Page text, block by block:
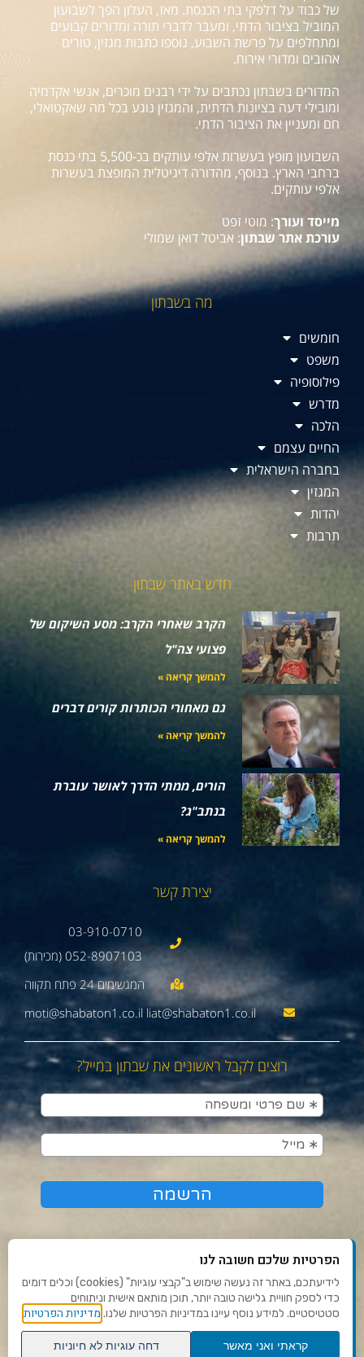
של כבוד על דלפקי בתי הכנסת. מאז, העלון הפך לשבועון
המוביל בציבור הדתי, ומעבר לדברי תורה ומדורים קבועים
ומתחלפים על פרשת השבוע, נוספו כתבות מגזין, טורים
אהובים ומדורי אירוח.
המדורים בשבתון נכתבים על ידי רבנים מוכרים, אנשי אקדמיה
ומובילי דעה בציונות הדתית, והמגזין נוגע בכל מה שאקטואלי,
חם ומעניין את הציבור הדתי.
השבועון מופץ בעשרות אלפי עותקים בכ-5,500 בתי כנסת
ברחבי הארץ. בנוסף, מהדורה דיגיטלית המופצת בעשרות
אלפי עותקים.
מייסד ועורך: מוטי זפט
עורכת אתר שבתון: אביטל דואן שמולי
מה בשבתון
חומשים
משפט
פילוסופיה
מדרש
הלכה
החיים עצמם
בחברה הישראלית
המגזין
יהדות
תרבות
חדש באתר שבתון
הקרב שאחרי הקרב: מסע השיקום של
פצועי צה"ל
להמשך קריאה »
גם מאחורי הכותרות קורים דברים
להמשך קריאה »
הורים, ממתי הדרך לאושר עוברת
בנתב"ג?
להמשך קריאה »
יצירת קשר
03-910-0710
052-8907103 (מכירות)
moti@shabaton1.co.il liat@shabaton1.co.il
רוצים לקבל ראשונים את שבתון במייל?
תנאי שימוש ומדיניות פרטיות
פנו אלינו
הפרטיות שלכם חשובה לנו
לידיעתכם, באתר זה נעשה שימוש ב"קבצי עוגיות" (cookies) וכלים דומים
כדי לספק חוויית גלישה טובה יותר, תוכן מותאם אישית וניתוחים
סטטיסטיים. למידע נוסף עיינו במדיניות הפרטיות שלנו. מדיניות הפרטיות
קראתי ואני מאשר דחה עוגיות לא חיוניות